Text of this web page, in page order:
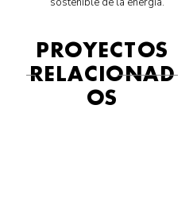
PROYECTOS
RELACIONAD
OS